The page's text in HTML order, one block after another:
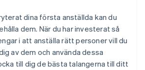
dina första anställda kan du
dem. När du har investerat så
i att anställa rätt personer vill du
av dem och använda dessa
till dig de bästa talangerna till ditt